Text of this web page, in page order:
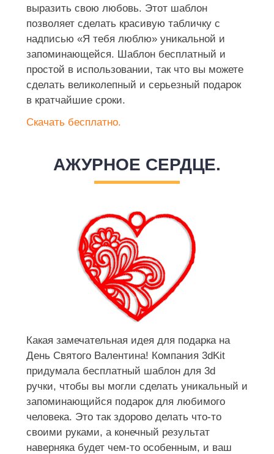
выразить свою любовь. Этот шаблон
позволяет сделать красивую табличку с
надписью «Я тебя люблю» уникальной и
запоминающейся. Шаблон бесплатный и
простой в использовании, так что вы можете
сделать великолепный и серьезный подарок
в кратчайшие сроки.
Скачать бесплатно.
АЖУРНОЕ СЕРДЦЕ.
Какая замечательная идея для подарка на
День Святого Валентина! Компания 3dKit
придумала бесплатный шаблон для 3d
ручки, чтобы вы могли сделать уникальный и
запоминающийся подарок для любимого
человека. Это так здорово делать что-то
своими руками, а конечный результат
наверняка будет чем-то особенным, и ваш